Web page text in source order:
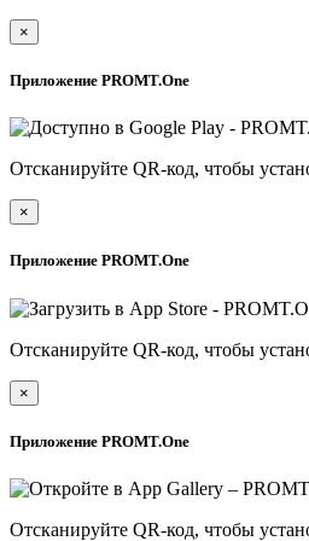
×
Приложение PROMT.One
Отсканируйте QR-код, чтобы
×
Приложение PROMT.One
Отсканируйте QR-код, чтобы
×
Приложение PROMT.One
Отсканируйте QR-код, чтобы